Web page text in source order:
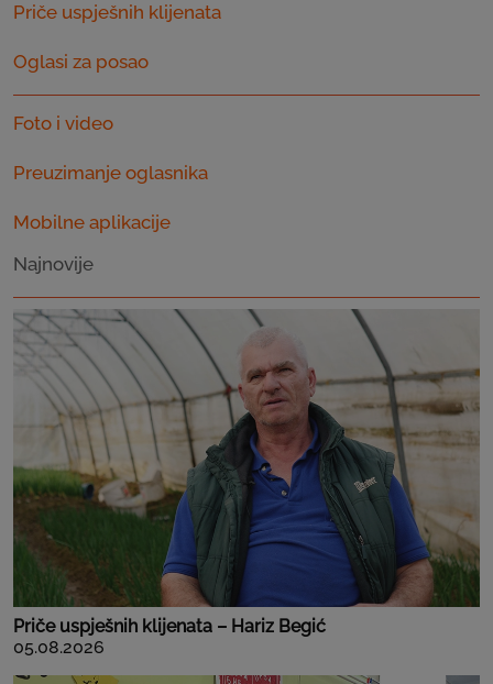
Priče uspješnih klijenata
Oglasi za posao
Foto i video
Preuzimanje oglasnika
Mobilne aplikacije
Najnovije
Priče uspješnih klijenata – Hariz Begić
05.08.2026